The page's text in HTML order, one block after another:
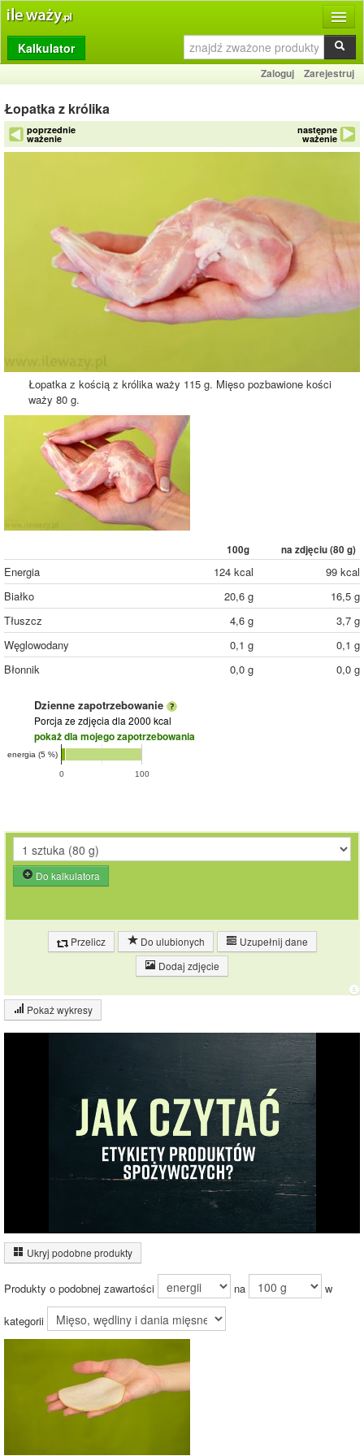
Produkty
Dziennik
Przelicznik
Porównywarka
O stronie
Kalkulator
Zaloguj Zarejestruj
Łopatka z królika
poprzednie
ważenie
następne
ważenie
Łopatka z kością z królika waży 115 g. Mięso pozbawione kości
waży 80 g.
100g na zdjęciu (80 g)
Energia 124 kcal
99 kcal
Białko
20,6 g
16,5 g
Tłuszcz
4,6 g
3,7 g
Węglowodany
0,1 g
0,1 g
Błonnik
0,0 g 0,0 g
Dzienne zapotrzebowanie
Porcja ze zdjęcia dla 2000 kcal
pokaż dla mojego zapotrzebowania
0 100
energia (5 %)
Do kalkulatora
Przelicz Do ulubionych
Uzupełnij dane
Dodaj zdjęcie
Pokaż wykresy
Wykres składu produktu
tłuszczów (33%)
66.7%
Czas potrzebny na spalenie porcji ze zdjęcia
wadze 70kg -
Ukryj podobne produkty
Produkty o podobnej zawartości na w
kategorii